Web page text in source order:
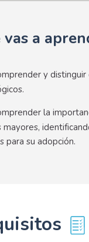
vas a
y
la
para su adopción.